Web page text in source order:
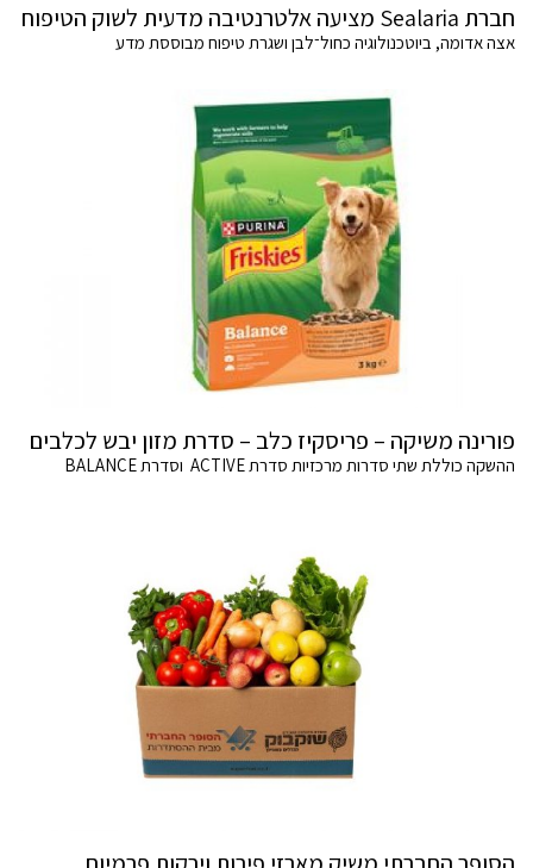
חברת Sealaria מציעה אלטרנטיבה מדעית לשוק הטיפוח
אצה אדומה, ביוטכנולוגיה כחול־לבן ושגרת טיפוח מבוססת מדע
פורינה משיקה – פריסקיז כלב – סדרת מזון יבש לכלבים
ההשקה כוללת שתי סדרות מרכזיות סדרת ACTIVE וסדרת BALANCE